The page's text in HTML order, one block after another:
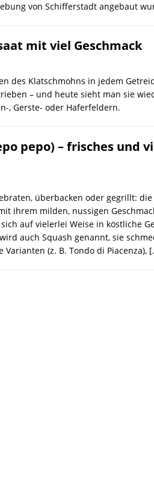
von Schifferstadt angebaut
mit viel Geschmack
des Klatschmohns in jedem
– und heute sieht man sie
, Gerste- oder Haferfeldern.
pepo) – frisches und
überbacken oder gegrillt:
ihrem milden, nussigen
auf vielerlei Weise in köstliche
auch Squash genannt, sie
(z. B. Tondo di Piacenza),